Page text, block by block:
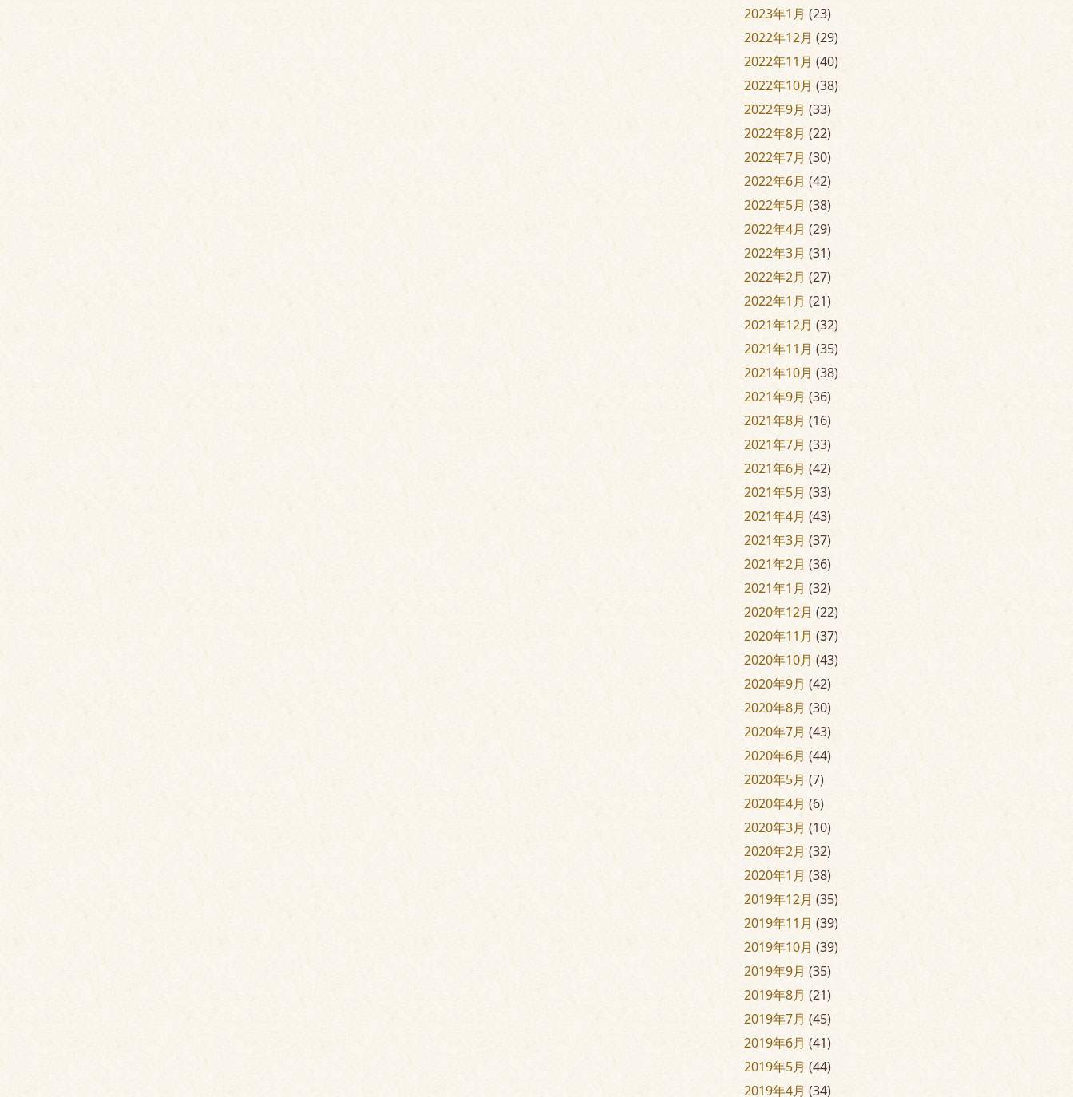
2023年1月 (23)
2022年12月 (29)
2022年11月 (40)
2022年10月 (38)
2022年9月 (33)
2022年8月 (22)
2022年7月 (30)
2022年6月 (42)
2022年5月 (38)
2022年4月 (29)
2022年3月 (31)
2022年2月 (27)
2022年1月 (21)
2021年12月 (32)
2021年11月 (35)
2021年10月 (38)
2021年9月 (36)
2021年8月 (16)
2021年7月 (33)
2021年6月 (42)
2021年5月 (33)
2021年4月 (43)
2021年3月 (37)
2021年2月 (36)
2021年1月 (32)
2020年12月 (22)
2020年11月 (37)
2020年10月 (43)
2020年9月 (42)
2020年8月 (30)
2020年7月 (43)
2020年6月 (44)
2020年5月 (7)
2020年4月 (6)
2020年3月 (10)
2020年2月 (32)
2020年1月 (38)
2019年12月 (35)
2019年11月 (39)
2019年10月 (39)
2019年9月 (35)
2019年8月 (21)
2019年7月 (45)
2019年6月 (41)
2019年5月 (44)
2019年4月 (34)